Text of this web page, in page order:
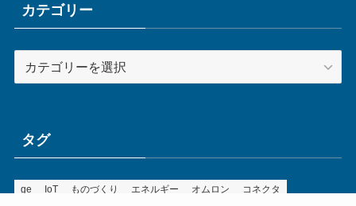
ブカテゴリー
テ
ータグ
ge IoT ものづくり エネルギー オムロン
コネクタ